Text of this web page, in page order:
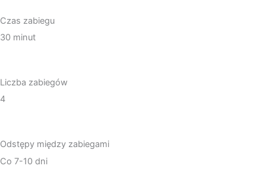
Czas zabiegu
30 minut
Liczba zabiegów
4
Odstępy między zabiegami
Co 7-10 dni